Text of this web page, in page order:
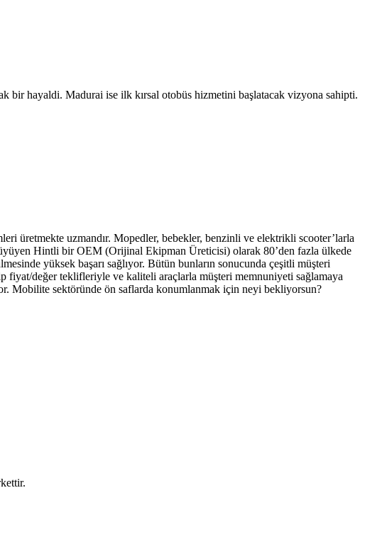
hayaldi. Madurai ise ilk kırsal otobüs hizmetini başlatacak vizyona sahipti.
üretmekte uzmandır. Mopedler, bebekler, benzinli ve elektrikli scooter’larla
Hintli bir OEM (Orijinal Ekipman Üreticisi) olarak 80’den fazla ülkede
yüksek başarı sağlıyor. Bütün bunların sonucunda çeşitli müşteri
değer teklifleriyle ve kaliteli araçlarla müşteri memnuniyeti sağlamaya
Mobilite sektöründe ön saflarda konumlanmak için neyi bekliyorsun?